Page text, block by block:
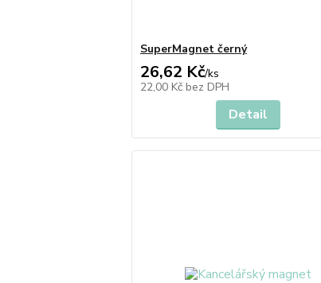
SuperMagnet černý
26,62 Kč/ks
22,00 Kč bez DPH
Detail